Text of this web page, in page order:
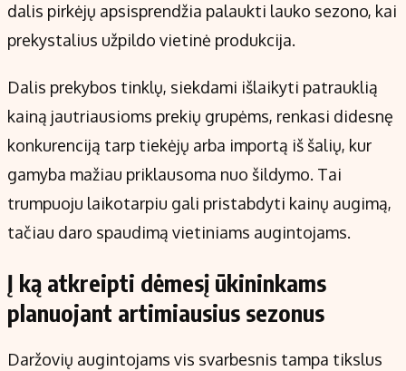
dalis pirkėjų apsisprendžia palaukti lauko sezono, kai
prekystalius užpildo vietinė produkcija.
Dalis prekybos tinklų, siekdami išlaikyti patrauklią
kainą jautriausioms prekių grupėms, renkasi didesnę
konkurenciją tarp tiekėjų arba importą iš šalių, kur
gamyba mažiau priklausoma nuo šildymo. Tai
trumpuoju laikotarpiu gali pristabdyti kainų augimą,
tačiau daro spaudimą vietiniams augintojams.
Į ką atkreipti dėmesį ūkininkams
planuojant artimiausius sezonus
Daržovių augintojams vis svarbesnis tampa tikslus